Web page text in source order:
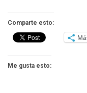
Comparte esto:
Me gusta esto: